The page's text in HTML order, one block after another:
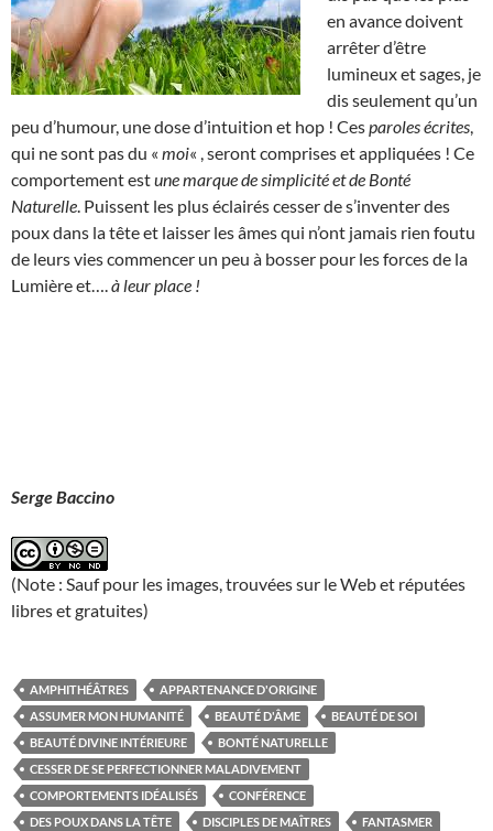
en avance doivent
arrêter d’être
lumineux et sages, je
dis seulement qu’un
peu d’humour, une dose d’intuition et hop ! Cesparoles écrites
qui ne sont pas du « moi« , seront comprises et appliquées ! Ce
comportement estune marque de simplicité et de Bonté
Naturelle . Puissent les plus éclairés cesser de s’inventer des
poux dans la tête et laisser les âmes qui n’ont jamais rien foutu
de leurs vies commencer un peu à bosser pour les forces de la
Lumière et…. à leur place !
Serge Baccino
(Note : Sauf pour les images, trouvées sur le Web et réputées
libres et gratuites)
AMPHITHÉÂTRES
APPARTENANCE D'ORIGINE
ASSUMER MON HUMANITÉ
BEAUTÉ D'ÂME
BEAUTÉ DE SOI
BEAUTÉ DIVINE INTÉRIEURE
BONTÉ NATURELLE
CESSER DE SE PERFECTIONNER MALADIVEMENT
COMPORTEMENTS IDÉALISÉS
CONFÉRENCE
DES POUX DANS LA TÊTE
DISCIPLES DE MAÎTRES
FANTASMER